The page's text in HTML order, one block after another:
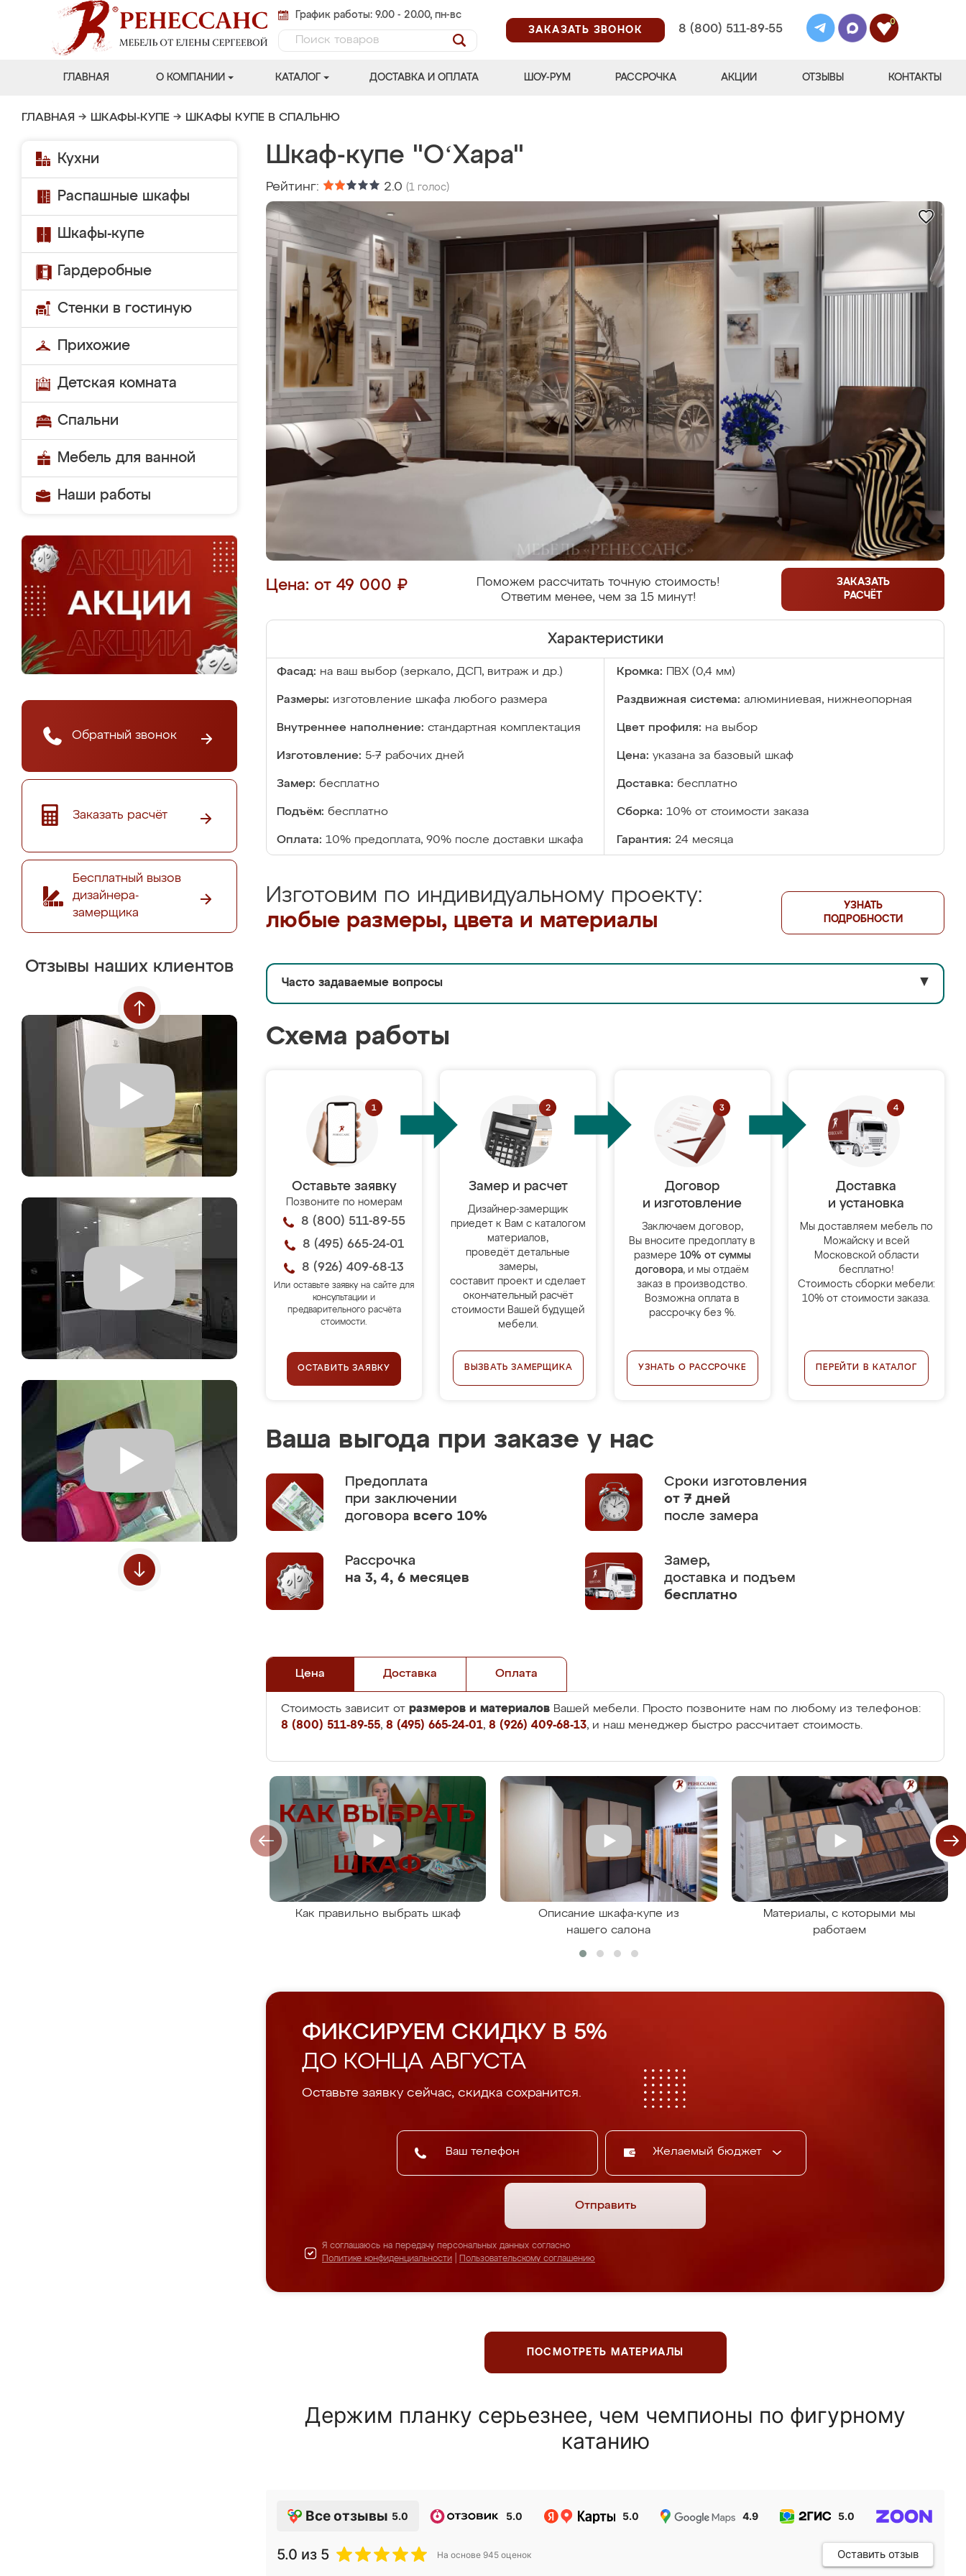
График работы: 9.00 - 20.00, пн-вс
ЗАКАЗАТЬ ЗВОНОК
8 (800) 511-89-55
0
ГЛАВНАЯ О КОМПАНИИ КАТАЛОГ ДОСТАВКА И ОПЛАТА ШОУ-РУМ РАССРОЧКА АКЦИИ ОТЗЫВЫ КОНТАКТЫ
ГЛАВНАЯ → ШКАФЫ-КУПЕ → ШКАФЫ КУПЕ В СПАЛЬНЮ
Кухни
Распашные шкафы
Шкафы-купе
Гардеробные
Стенки в гостиную
Прихожие
Детская комната
Спальни
Мебель для ванной
Наши работы
Обратный звонок
Заказать расчёт
Бесплатный вызов
дизайнера-
замерщика
Отзывы наших клиентов
Шкаф-купе "OʻХара"
Рейтинг: 2.0 (1 голос)
Цена: от 49 000 ₽
Поможем рассчитать точную стоимость!
Ответим менее, чем за 15 минут!
ЗАКАЗАТЬ
РАСЧЁТ
Характеристики
Фасад: на ваш выбор (зеркало, ДСП, витраж и др.) Кромка: ПВХ (0,4 мм)
Размеры: изготовление шкафа любого размера Раздвижная система: алюминиевая, нижнеопорная
Внутреннее наполнение: стандартная комплектация Цвет профиля: на выбор
Изготовление: 5-7 рабочих дней Цена: указана за базовый шкаф
Замер: бесплатно Доставка: бесплатно
Подъём: бесплатно Сборка: 10% от стоимости заказа
Оплата: 10% предоплата, 90% после доставки шкафа Гарантия: 24 месяца
Изготовим по индивидуальному проекту:
любые размеры, цвета и материалы
УЗНАТЬ
ПОДРОБНОСТИ
Часто задаваемые вопросы ▼
Схема работы
Оставьте заявку
Позвоните по номерам
8 (800) 511-89-55
8 (495) 665-24-01
8 (926) 409-68-13
Или оставьте заявку на сайте для
консультации и
предварительного расчёта
стоимости.
ОСТАВИТЬ ЗАЯВКУ
Замер и расчет
Дизайнер-замерщик
приедет к Вам с каталогом
материалов,
проведёт детальные
замеры,
составит проект и сделает
окончательный расчёт
стоимости Вашей будущей
мебели.
ВЫЗВАТЬ ЗАМЕРЩИКА
Договор
и изготовление
Заключаем договор,
Вы вносите предоплату в
размере 10% от суммы
договора, и мы отдаём
заказ в производство.
Возможна оплата в
рассрочку без %.
УЗНАТЬ О РАССРОЧКЕ
Доставка
и установка
Мы доставляем мебель по
Можайску и всей
Московской области
бесплатно!
Стоимость сборки мебели:
10% от стоимости заказа.
ПЕРЕЙТИ В КАТАЛОГ
Ваша выгода при заказе у нас
Предоплата
при заключении
договора всего 10%
Сроки изготовления
от 7 дней
после замера
Рассрочка
на 3, 4, 6 месяцев
Замер,
доставка и подъем
бесплатно
Цена Доставка Оплата
Стоимость зависит от размеров и материалов Вашей мебели. Просто позвоните нам по любому из телефонов:
8 (800) 511-89-55, 8 (495) 665-24-01, 8 (926) 409-68-13, и наш менеджер быстро рассчитает стоимость.
Как правильно выбрать шкаф
Описание шкафа-купе из
нашего салона
Материалы, с которыми мы
работаем
ФИКСИРУЕМ СКИДКУ В 5%
ДО КОНЦА АВГУСТА
Оставьте заявку сейчас, скидка сохранится.
Желаемый бюджет
Отправить
Я соглашаюсь на передачу персональных данных согласно
Политике конфиденциальности
Пользовательскому соглашению
ПОСМОТРЕТЬ МАТЕРИАЛЫ
Держим планку серьезнее, чем чемпионы по фигурному
катанию
Все отзывы 5.0 5.0 5.0 4.9 5.0
5.0 из 5 На основе 945 оценок Оставить отзыв